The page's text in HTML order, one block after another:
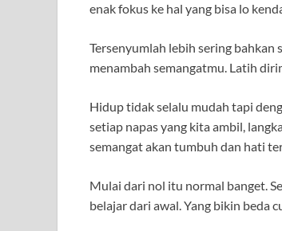
enak fokus ke hal yang bisa lo
Tersenyumlah lebih sering bahkan
menambah semangatmu. Latih
Hidup tidak selalu mudah tapi
setiap napas yang kita ambil,
semangat akan tumbuh dan hati
Mulai dari nol itu normal banget.
belajar dari awal. Yang bikin beda